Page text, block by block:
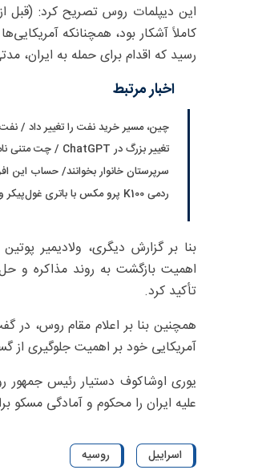
این دیپلمات روس تصریح کرد:‌ (قبل
کاملاً آشکار بود، همچنانکه
رسید که اقدام برای حمله به
اخبار مرتبط
چین، مسیر خرید نفت را تغییر داد /
تغییر بزرگ در ChatGPT / چت متنی نامحدود و رایگان
سرپرستان خانوار بخوانند/ حساب این افراد ۴ میلیون تومان
ردمی K100 پرو مکس با باتری غول‌پیکر و شارژ بی‌سیم روانه بازار می‌شود
بنا بر گزارش دیگری، ولادیمیر
اهمیت بازگشت به روند مذاکره و
تأکید کرد.
آمریکایی خود بر اهمیت جلوگیری از
یوری اوشاکوف دستیار رئیس جمهور
علیه ایران را محکوم و آمادگی مسکو
اسراییل روسیه